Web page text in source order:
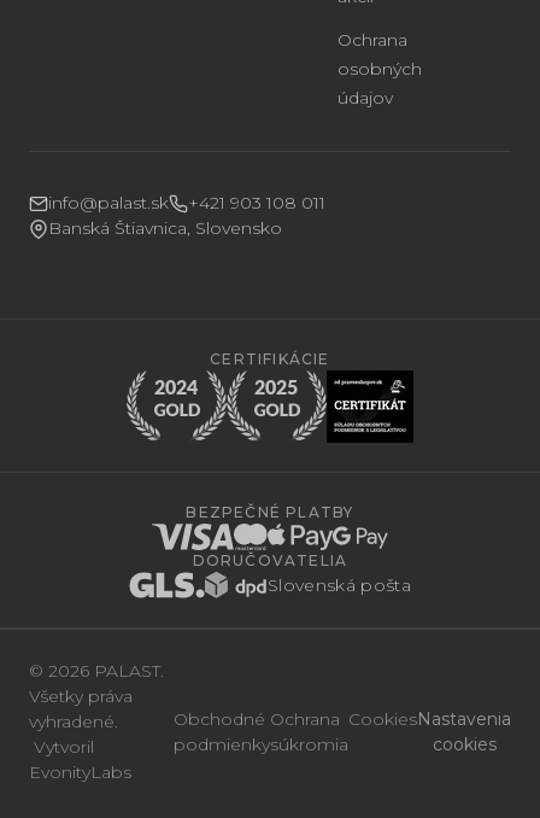
Ochrana
osobných
údajov
info@palast.sk
+421 903 108 011
Banská Štiavnica, Slovensko
CERTIFIKÁCIE
BEZPEČNÉ PLATBY
DORUČOVATELIA
Slovenská pošta
© 2026 PALAST.
Všetky práva
vyhradené.
Vytvoril
EvonityLabs
Obchodné
podmienky
Ochrana
súkromia
CookiesNastavenia
cookies